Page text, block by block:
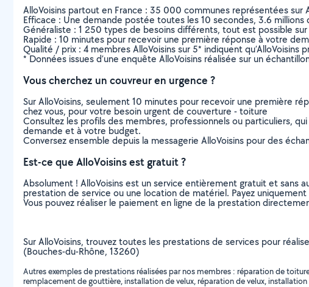
AlloVoisins partout en France : 35 000 communes représentées sur
Efficace : Une demande postée toutes les 10 secondes, 3.6
Généraliste : 1 250 types de besoins différents, tout est possible
Rapide : 10 minutes pour recevoir une première réponse à votre
Qualité / prix : 4 membres AlloVoisins sur 5* indiquent
* Données issues d’une enquête AlloVoisins réalisée sur un
Vous cherchez un couvreur en urgence ?
Sur AlloVoisins, seulement 10 minutes pour recevoir une première
chez vous, pour votre besoin urgent de couverture - toiture
Consultez les profils des membres, professionnels ou particuliers,
demande et à votre budget.
Conversez ensemble depuis la messagerie AlloVoisins pour des
Est-ce que AlloVoisins est gratuit ?
Absolument ! AlloVoisins est un service entièrement gratuit et sans
prestation de service ou une location de matériel. Payez
Vous pouvez réaliser le paiement en ligne de la prestation
Sur AlloVoisins, trouvez toutes les prestations de services pour
(Bouches-du-Rhône, 13260)
Autres exemples de prestations réalisées par nos membres : réparation de
remplacement de gouttière, installation de velux, réparation de velux,